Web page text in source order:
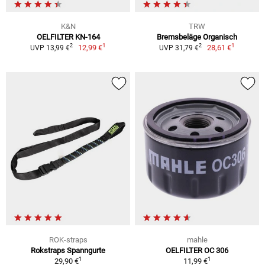
K&N
OELFILTER KN-164
UVP 13,99 €2 12,99 €1
TRW
Bremsbeläge Organisch
UVP 31,79 €2 28,61 €1
ROK-straps
Rokstraps Spanngurte
29,90 €1
mahle
OELFILTER OC 306
11,99 €1